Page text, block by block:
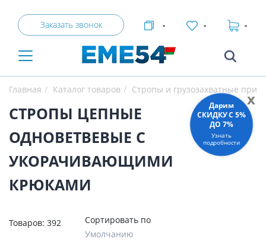
Заказать звонок - - -
Главная Каталог товаров Стропы и грузозахватные
СТРОПЫ ЦЕПНЫЕ
ОДНОВЕТВЕВЫЕ С
УКОРАЧИВАЮЩИМИ
КРЮКАМИ
Товаров: 392
Сортировать по
Умолчанию
x
Дарим
СКИДКУ C 5%
ДО 7%
Узнать
подробности